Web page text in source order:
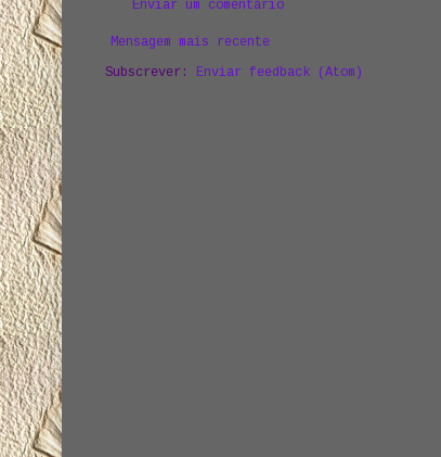
Enviar um comentário
Mensagem mais recente
Subscrever:
Enviar feedback (Atom)